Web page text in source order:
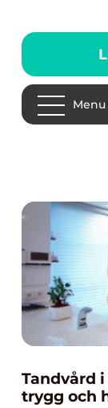
Menu
Tandvård i
trygg och